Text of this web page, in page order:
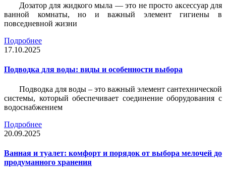
Дозатор для жидкого мыла — это не просто аксессуар для
ванной комнаты, но и важный элемент гигиены в
повседневной жизни
Подробнее
17.10.2025
Подводка для воды: виды и особенности выбора
Подводка для воды – это важный элемент сантехнической
системы, который обеспечивает соединение оборудования с
водоснабжением
Подробнее
20.09.2025
Ванная и туалет: комфорт и порядок от выбора мелочей до
продуманного хранения